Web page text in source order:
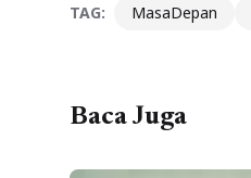
TAG: MasaDepan
Baca Juga